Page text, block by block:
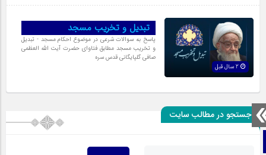
تبدیل و تخریب مسجد
پاسخ به سوالات شرعی در موضوع احکام مسجد - تبدیل
و تخریب مسجد مطابق فتاوای حضرت آیت الله العظمی
صافی گلپایگانی قدس سره
جستجو در مطالب سایت